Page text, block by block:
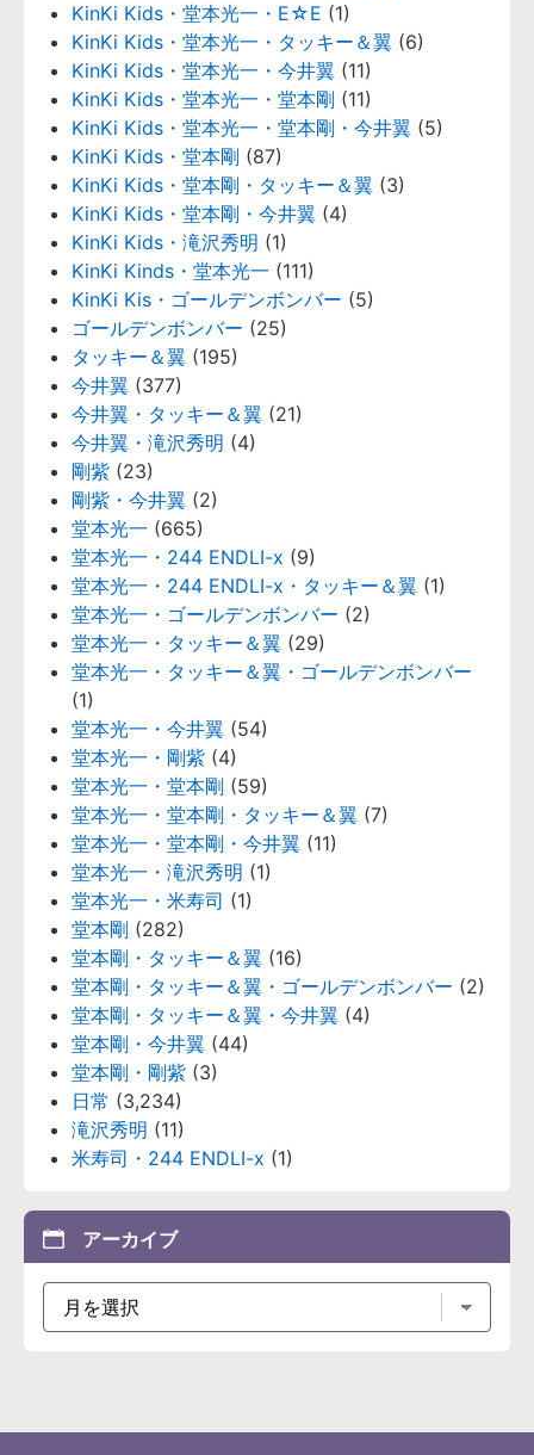
KinKi Kids・堂本光一・E☆E (1)
KinKi Kids・堂本光一・タッキー＆翼 (6)
KinKi Kids・堂本光一・今井翼 (11)
KinKi Kids・堂本光一・堂本剛 (11)
KinKi Kids・堂本光一・堂本剛・今井翼 (5)
KinKi Kids・堂本剛 (87)
KinKi Kids・堂本剛・タッキー＆翼 (3)
KinKi Kids・堂本剛・今井翼 (4)
KinKi Kids・滝沢秀明 (1)
KinKi Kinds・堂本光一 (111)
KinKi Kis・ゴールデンボンバー (5)
ゴールデンボンバー (25)
タッキー＆翼 (195)
今井翼 (377)
今井翼・タッキー＆翼 (21)
今井翼・滝沢秀明 (4)
剛紫 (23)
剛紫・今井翼 (2)
堂本光一 (665)
堂本光一・244 ENDLI-x (9)
堂本光一・244 ENDLI-x・タッキー＆翼 (1)
堂本光一・ゴールデンボンバー (2)
堂本光一・タッキー＆翼 (29)
堂本光一・タッキー＆翼・ゴールデンボンバー
(1)
堂本光一・今井翼 (54)
堂本光一・剛紫 (4)
堂本光一・堂本剛 (59)
堂本光一・堂本剛・タッキー＆翼 (7)
堂本光一・堂本剛・今井翼 (11)
堂本光一・滝沢秀明 (1)
堂本光一・米寿司 (1)
堂本剛 (282)
堂本剛・タッキー＆翼 (16)
堂本剛・タッキー＆翼・ゴールデンボンバー (2)
堂本剛・タッキー＆翼・今井翼 (4)
堂本剛・今井翼 (44)
堂本剛・剛紫 (3)
日常 (3,234)
滝沢秀明 (11)
米寿司・244 ENDLI-x (1)
アーカイブ